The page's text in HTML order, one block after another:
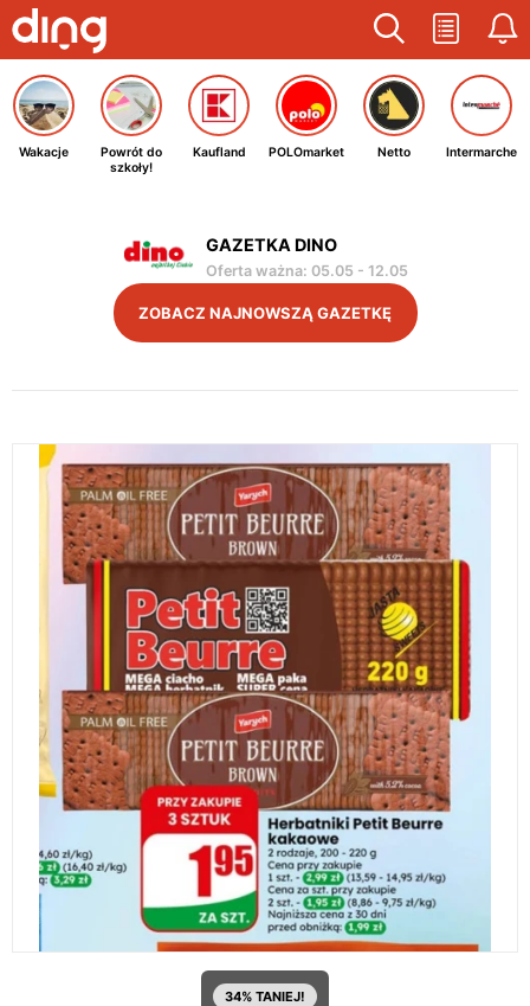
Wakacje
Powrót do
szkoły!
Kaufland POLOmarket Netto Intermarche
GAZETKA DINO
Oferta ważna: 05.05 - 12.05
ZOBACZ NAJNOWSZĄ GAZETKĘ
34% TANIEJ!